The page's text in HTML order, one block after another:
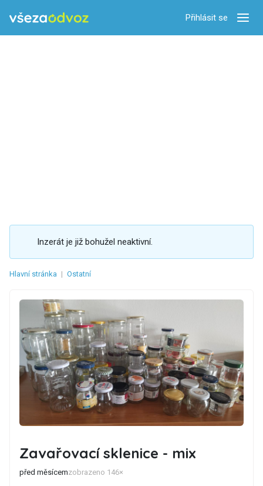
Přihlásit se
Inzerát je již bohužel neaktivní.
Hlavní stránka | Ostatní
Zavařovací sklenice - mix
před měsícemzobrazeno 146×